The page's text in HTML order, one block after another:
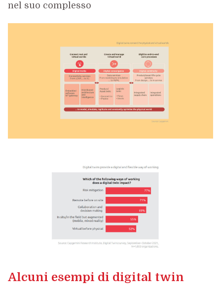
nel suo complesso
Alcuni esempi di digital twin